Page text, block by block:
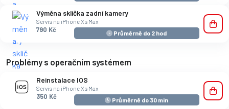
Výměna sklíčka zadní kamery
Servis na iPhone Xs Max
790 Kč
Průměrně do 2 hod
Problémy s operačním systémem
Reinstalace IOS
Servis na iPhone Xs Max
350 Kč
Průměrně do 30 min